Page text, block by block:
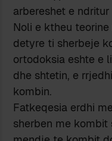
arbereshet e
Noli e ktheu
detyre ti sherbeje
ortodoksia eshte e
dhe shtetin, e
kombin.
Fatkeqesia erdhi
sherben me kombit